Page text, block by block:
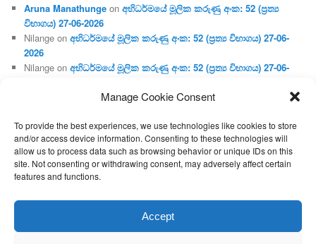
Manage Cookie Consent
To provide the best experiences, we use technologies like cookies to store
and/or access device information. Consenting to these technologies will
allow us to process data such as browsing behavior or unique IDs on this
site. Not consenting or withdrawing consent, may adversely affect certain
features and functions.
Accept
Aruna Manathunge onඅභිධර්මයේ මූලික කරුණු අංක: 52 (ප්‍ර‍ත්‍ය
විභාගය) 27-06-2026
Nilange onඅභිධර්මයේ මූලික කරුණු අංක: 52 (ප්‍ර‍ත්‍ය විභාගය) 27-06-
2026
Nilange onඅභිධර්මයේ මූලික කරුණු අංක: 52 (ප්‍ර‍ත්‍ය විභාගය) 27-06-
Aruna Manathungeonඅභිධර්මයේ මූලික කරුණු අංක: 46 (හෘදය,
Gunaratneonඅභිධර්මයේ මූලික කරුණු අංක: 46 (හෘදය, ජීවිත,
ආහාර රූප) 02-05-2026
Proudly powered by WordPress